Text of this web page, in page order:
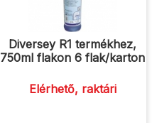
Diversey R1 termékhez,
750ml flakon 6 flak/karton
Elérhető, raktári